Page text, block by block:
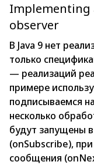
Implementing
observer
В Java 9 нет
только
— реализаций
примере
подписываемся
несколько
будут запущены
(onSubscribe),
сообщения